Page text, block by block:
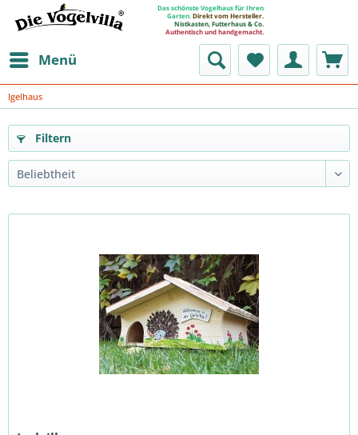
Das schönste Vogelhaus für Ihren
Garten. Direkt vom Hersteller.
Nistkasten, Futterhaus & Co.
Authentisch und handgemacht.
Menü
Igelhaus
Filtern